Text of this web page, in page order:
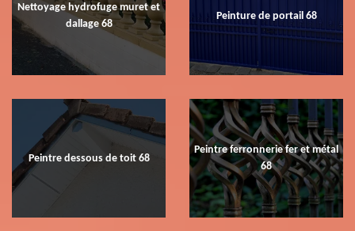
Nettoyage hydrofuge muret et
dallage 68
Peinture de portail 68
Peintre dessous de toit 68
Peintre ferronnerie fer et métal
68